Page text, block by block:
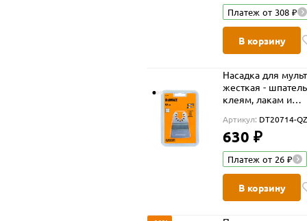
Платеж от 308 ₽
В корзину
Насадка для
жесткая -
клеям, лакам и
DT20714
Артикул: DT20714-
630 ₽
Платеж от 26 ₽
В корзину